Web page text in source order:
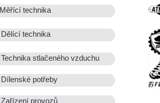
Měřící technika
Dělící technika
Technika stlačeného vzduchu
Dílenské potřeby
Zařízení provozů